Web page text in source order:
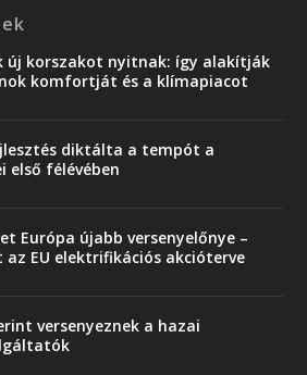
új korszakot nyitnak: így alakítják
komfortját és a klímapiacot
diktálta a tempót a
első félévében
Európa újabb versenyelőnye –
EU elektrifikációs akcióterve
versenyeznek a hazai